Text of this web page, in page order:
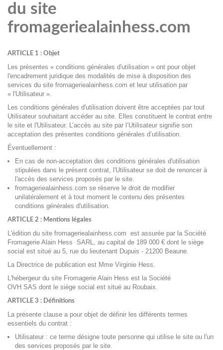
du site
fromageriealainhess.com
ARTICLE 1 : Objet
Les présentes « conditions générales d'utilisation » ont pour objet
l'encadrement juridique des modalités de mise à disposition des
services du site fromageriealainhess.com et leur utilisation par
« l'Utilisateur ».
Les conditions générales d'utilisation doivent être acceptées par tout
Utilisateur souhaitant accéder au site. Elles constituent le contrat entre
le site et l'Utilisateur. L’accès au site par l’Utilisateur signifie son
acceptation des présentes conditions générales d’utilisation.
Éventuellement :
En cas de non-acceptation des conditions générales d'utilisation
stipulées dans le présent contrat, l'Utilisateur se doit de renoncer à
l'accès des services proposés par le site.
fromageriealainhess.com se réserve le droit de modifier
unilatéralement et à tout moment le contenu des présentes
conditions générales d'utilisation.
ARTICLE 2 : Mentions légales
L'édition du site fromageriealainhess.com est assurée par la Société
Fromagerie Alain Hess
SARL, au capital de 189 000 € dont le siège
social est situé au 5, rue du lieutenant Dupuis - 21200 Beaune.
La Directrice de publication est Mme Virginie Hess.
L'hébergeur du site Fromagerie Alain Hess est la Société
OVH SAS dont le siège social est situé au Roubaix.
ARTICLE 3 : Définitions
La présente clause a pour objet de définir les différents termes
essentiels du contrat :
Utilisateur : ce terme désigne toute personne qui utilise le site ou l'un
des services proposés par le site.